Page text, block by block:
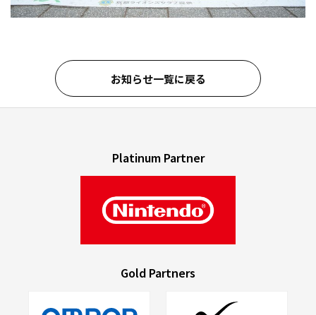
お知らせ一覧に戻る
Platinum Partner
Gold Partners